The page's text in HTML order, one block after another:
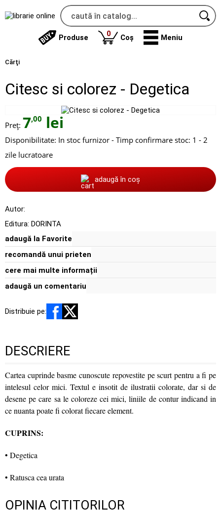
Produse 0produse
Coș Meniu
Cărţi
Citesc si colorez - Degetica
Preț: 7,00 lei
Disponibilitate: In stoc furnizor - Timp confirmare stoc: 1 - 2
zile lucratoare
adaugă în coș
Autor:
Editura: DORINTA
adaugă la Favorite
recomandă unui prieten
cere mai multe informații
adaugă un comentariu
Distribuie pe:
DESCRIERE
Cartea cuprinde basme cunoscute repovestite pe scurt pentru a fi pe
intelesul celor mici. Textul e insotit de ilustratii colorate, dar si de
desene pe care sa le coloreze cei mici, liniile de contur indicand in
ce nuanta poate fi colorat fiecare element.
CUPRINS:
• Degetica
• Ratusca cea urata
OPINIA CITITORILOR